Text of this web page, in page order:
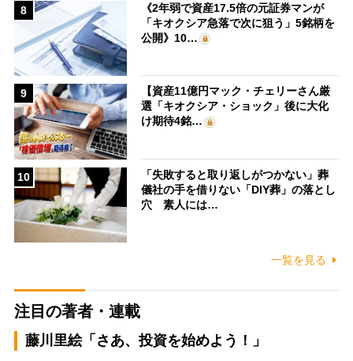
8
《2年弱で資産17.5倍の元証券マンが
「キオクシア急落で次に狙う」5銘柄を
公開》10…
9
【資産11億円マック・チェリーさん厳
選「キオクシア・ショック」後に大化
け期待4銘…
10
「失敗すると取り返しがつかない」葬
儀社の手を借りない「DIY葬」の落とし
穴 素人には…
一覧を見る
注目の著者・連載
藤川里絵「さあ、投資を始めよう！」